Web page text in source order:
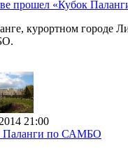
прошел «Кубок
курортном городе
21:00
Паланги по САМБО